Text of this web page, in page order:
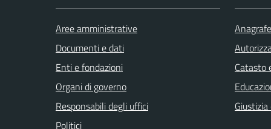
Aree amministrative
Documenti e dati
Enti e fondazioni
Organi di governo
Responsabili degli uffici
Politici
Catasto